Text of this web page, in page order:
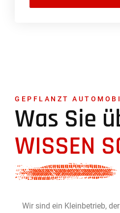
GEPFLANZT
Was Sie
WISSEN
Wir sind ein Kleinbetrieb,